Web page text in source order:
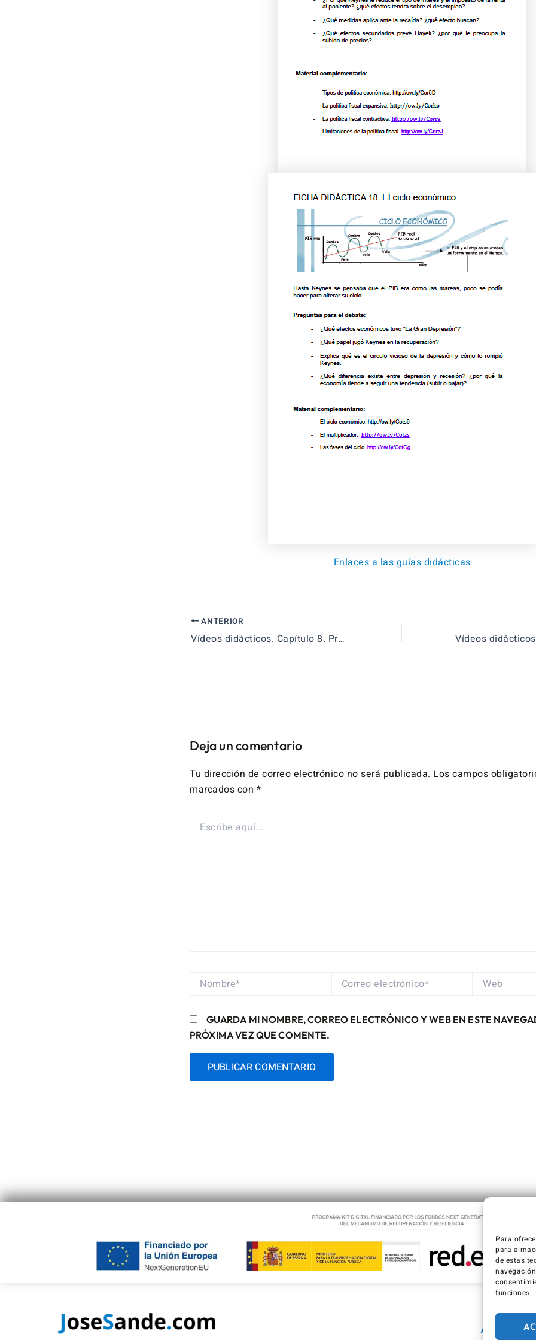
Para
para
de estas
funciones.
Enlaces a las guías didácticas
ANTERIOR
Vídeos didácticos. Capítulo 8. Producción y empleo.
Deja un comentario
Tu dirección de correo electrónico no será publicada. Los campos
marcados con *
AQUÍ...
NOMBRE*
CORREO
WEB
GUARDA MI NOMBRE, CORREO ELECTRÓNICO Y WEB EN ESTE
PRÓXIMA VEZ QUE COMENTE.
Aviso Legal /